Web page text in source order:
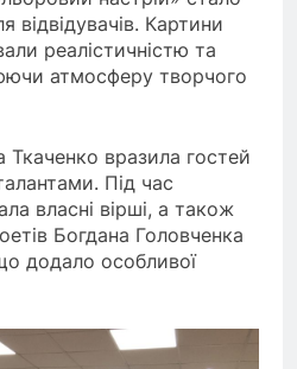
відвідувачів. Картини
реалістичністю та
атмосферу творчого
Ткаченко вразила гостей
Під час
власні вірші, а також
Богдана Головченка
додало особливої